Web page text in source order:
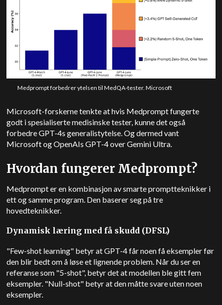
Medprompt forbedrer ytelsen til MedQA-tester. Microsoft
Microsoft-forskerne tenkte at hvis Medprompt fungerte
godt i spesialiserte medisinske tester, kunne det også
forbedre GPT-4s generalistytelse. Og dermed vant
Microsoft og OpenAIs GPT-4 over Gemini Ultra.
Hvordan fungerer Medprompt?
Medprompt er en kombinasjon av smarte promptteknikker i
ett og samme program. Den baserer seg på tre
hovedteknikker.
Dynamisk læring med få skudd (DFSL)
"Few-shot learning" betyr at GPT-4 får noen få eksempler før
den blir bedt om å løse et lignende problem. Når du ser en
referanse som "5-shot", betyr det at modellen ble gitt fem
eksempler. "Null-shot" betyr at den måtte svare uten noen
eksempler.